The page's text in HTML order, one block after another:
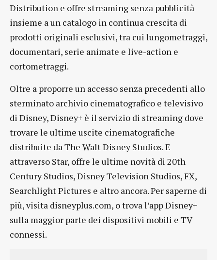
Distribution e offre streaming senza pubblicità
insieme a un catalogo in continua crescita di
prodotti originali esclusivi, tra cui lungometraggi,
documentari, serie animate e live-action e
cortometraggi.
Oltre a proporre un accesso senza precedenti allo
sterminato archivio cinematografico e televisivo
di Disney, Disney+ è il servizio di streaming dove
trovare le ultime uscite cinematografiche
distribuite da The Walt Disney Studios. E
attraverso Star, offre le ultime novità di 20th
Century Studios, Disney Television Studios, FX,
Searchlight Pictures e altro ancora. Per saperne di
più, visita disneyplus.com, o trova l’app Disney+
sulla maggior parte dei dispositivi mobili e TV
connessi.